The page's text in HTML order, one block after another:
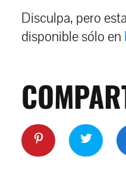
Disculpa, pero
disponible sólo en